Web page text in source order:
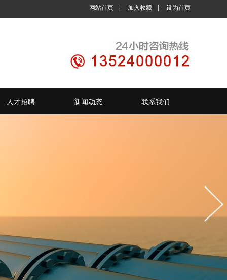
人才招聘 新闻动态 联系我们
网站首页 | 加入收藏 | 设为首页